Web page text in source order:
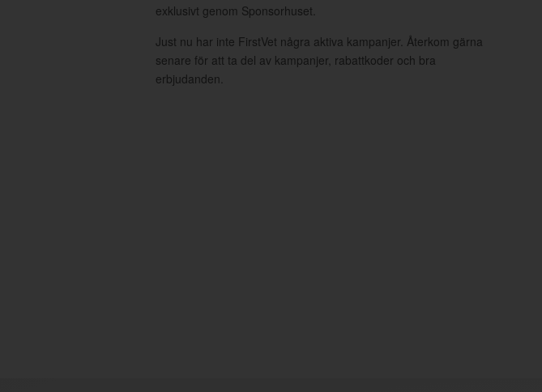
exklusivt genom Sponsorhuset.
Just nu har inte FirstVet några aktiva kampanjer. Återkom gärna
senare för att ta del av kampanjer, rabattkoder och bra
erbjudanden.